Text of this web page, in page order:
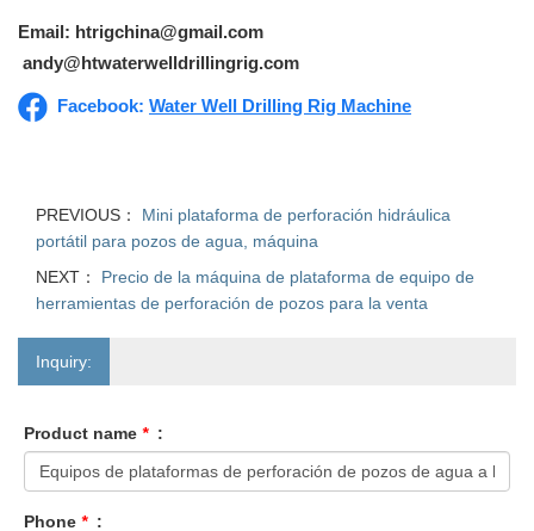
Email: htrigchina@gmail.com
andy@htwaterwelldrillingrig.com
Facebook: Water Well Drilling Rig Machine
PREVIOUS： Mini plataforma de perforación hidráulica
portátil para pozos de agua, máquina
NEXT： Precio de la máquina de plataforma de equipo de
herramientas de perforación de pozos para la venta
Inquiry:
Product name * :
Phone * :